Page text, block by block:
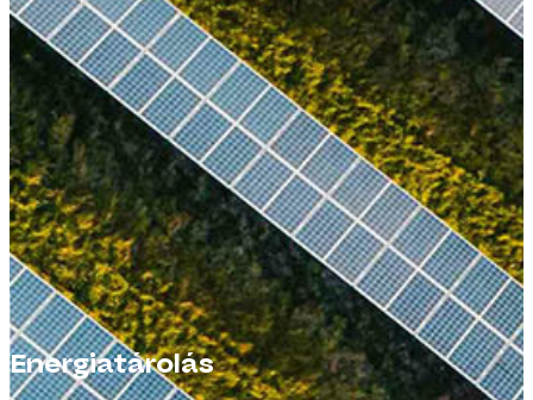
Energiatárolás